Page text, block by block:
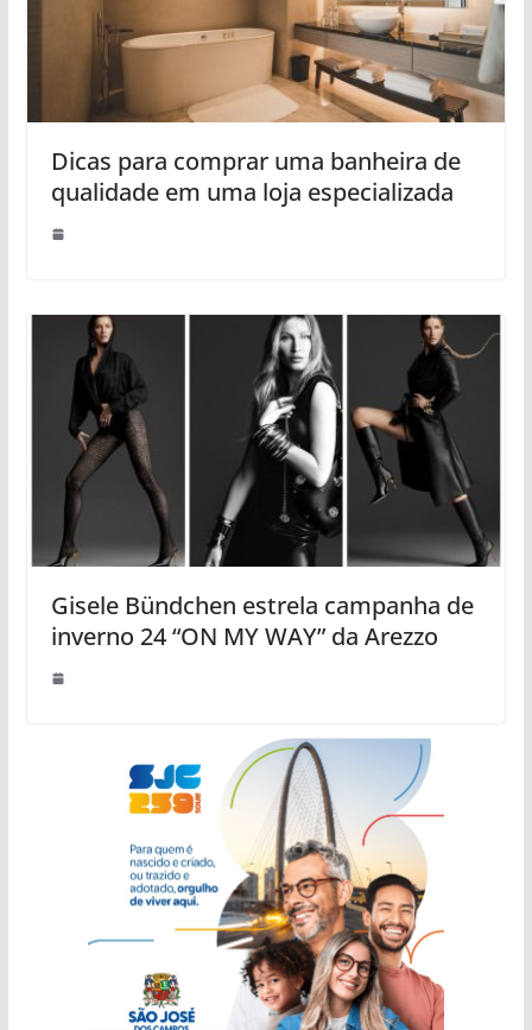
Dicas para comprar uma banheira de
qualidade em uma loja especializada
Gisele Bündchen estrela campanha de
inverno 24 “ON MY WAY” da Arezzo